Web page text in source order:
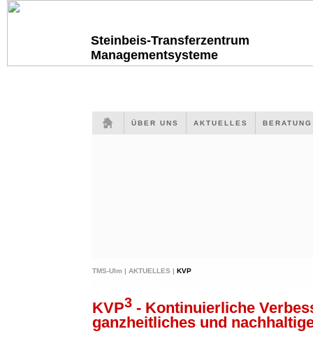
Steinbeis-Transferzentrum
Managementsysteme
ÜBER UNS AKTUELLES
TMS-Ulm | AKTUELLES | KVP
KVP3 - Kontinuierliche
ganzheitliches und